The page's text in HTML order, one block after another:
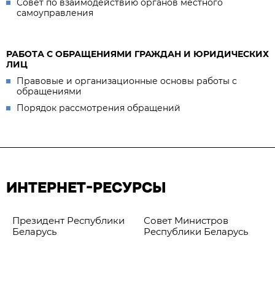
Совет по взаимодействию органов местного
самоуправления
РАБОТА С ОБРАЩЕНИЯМИ ГРАЖДАН И ЮРИДИЧЕСКИХ
ЛИЦ
Правовые и организационные основы работы с
обращениями
Порядок рассмотрения обращений
ИНТЕРНЕТ-РЕСУРСЫ
Президент Республики
Беларусь
Совет Министров
Республики Беларусь